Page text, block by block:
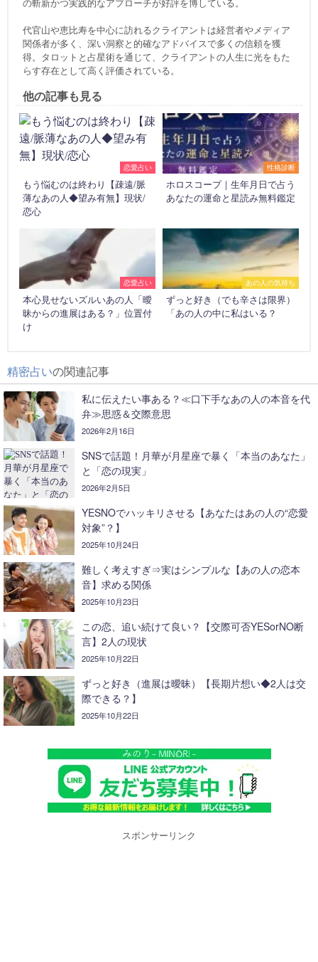
の斬新かつ実践的なアプローチが好評を博している。
代官山や恵比寿を中心に訪れるクライアントは経営者やメディア
関係者が多く、深い洞察と的確なアドバイスで多くの信頼を獲
得。タロットと占星術を通じて、クライアントの人生に光をもた
らす存在として高く評価されている。
他の記事も見る
恋愛占い
もう悩むのは終わり【疎遠/脈
薄なあの人◆望み有無】現状/
恋心
性格診断
ホロスコープ｜生年月日で占う
あなたの運命と星読み無料鑑定
恋愛占い
本心見せないズルいあの人「曖
昧からの進展はある？」位置付
け
あの人の気持ち
ずっと好き（でも辛さは限界）
「あの人の中に私はいる？
精密占いの関連記事
私に伝えたい事ある？≪口下手なあの人の本音を代
弁≫思惑＆交際意思
2026年2月16日
SNSで話題！月華が月星座で暴く「本当のあなた」
と「恋の現実」
2026年2月5日
YESNOでハッキリさせる【あなたはあの人の“恋愛
対象”？】
2025年10月24日
難しく考えすぎ⇒実はシンプルな【あの人の恋本
音】求める関係
2025年10月23日
この恋、追い続けて良い？【交際可否YESorNO断
言】2人の現状
2025年10月22日
ずっと好き（進展は曖昧）【長期片想い◆2人は交
際できる？】
2025年10月22日
スポンサーリンク